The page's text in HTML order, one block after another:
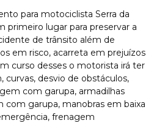
para motociclista Serra da
primeiro lugar para preservar a
de trânsito além de
em risco, acarreta em prejuízos
curso desses o motorista irá ter
curvas, desvio de obstáculos,
com garupa, armadilhas
com garupa, manobras em baixa
frenagem